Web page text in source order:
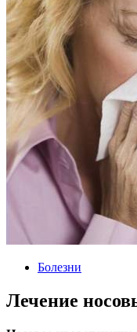
Болезни
Лечение